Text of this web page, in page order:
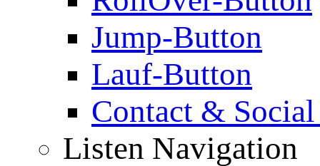
Jump-Button
Lauf-Button
Contact &
Listen Navigation